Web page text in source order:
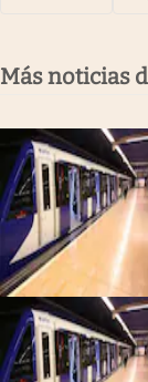
Más noticias